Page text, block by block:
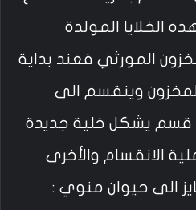
الخلايا المولدة
المورثي فعند بداية
وينقسم الى
قسم يشكل خلية جديدة
الانقسام والأخرى
الى حيوان منوي :